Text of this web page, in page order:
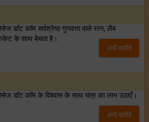
डॉट कॉम सर्वश्रेष्ठ गुणवत्ता वाले रत्न, लैब
के साथ बेचता है।
अभी खरीदें
डॉट कॉम के विश्वास के साथ यंत्र का लाभ उठाएँ।
अभी खरीदें